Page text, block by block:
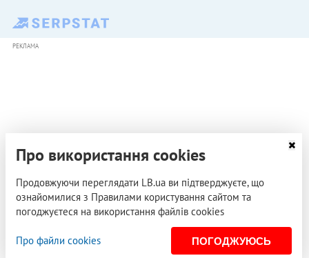
РЕКЛАМА
Про використання cookies
Продовжуючи переглядати LB.ua ви підтверджуєте, що
ознайомилися з Правилами користування сайтом та
погоджуєтеся на використання файлів cookies
Про файли cookies ПОГОДЖУЮСЬ